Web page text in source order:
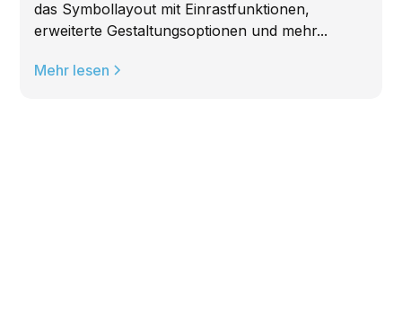
das Symbollayout mit Einrastfunktionen,
erweiterte Gestaltungsoptionen und mehr...
Mehr lesen